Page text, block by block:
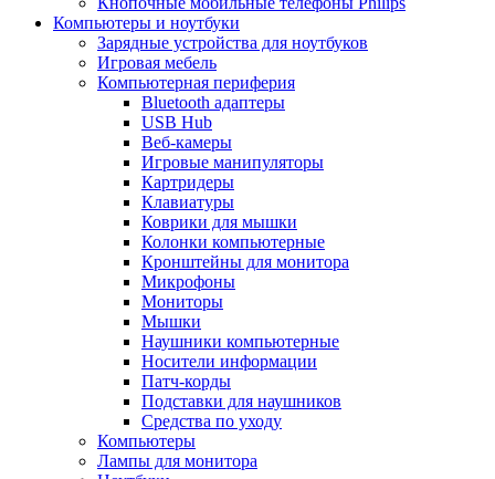
Компьютеры и ноутбуки
Зарядные устройства для ноутбуков
Игровая мебель
Компьютерная периферия
Bluetooth адаптеры
USB Hub
Веб-камеры
Игровые манипуляторы
Картридеры
Клавиатуры
Коврики для мышки
Колонки компьютерные
Кронштейны для монитора
Микрофоны
Мониторы
Мышки
Наушники компьютерные
Носители информации
Патч-корды
Подставки для наушников
Средства по уходу
Компьютеры
Лампы для монитора